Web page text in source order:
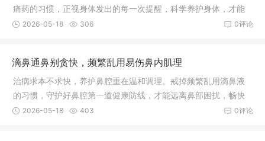
痛药的习惯，正视身体发出的每一次提醒，科学养护身体，才能
远离病痛折磨，守护身心长久安康。
0评论
2026-05-18 306
滴鼻通鼻别贪快，频繁乱用易伤鼻内肌理
治病求本不求快，养护鼻腔重在温和调理。戒掉频繁乱用滴鼻液
的习惯，守护好鼻腔第一道健康防线，才能远离鼻部困扰，畅快
呼吸。
0评论
2026-05-18 403